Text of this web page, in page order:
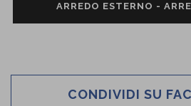
ARREDO ESTERNO -
CONDIVIDI SU